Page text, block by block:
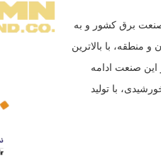
در صنعت برق كشور و به
و منطقه، با بالاترین
این صنعت ادامه
صنعتی ماه نیرو در سال ١٣٦٣ خورشیدی، با تولید